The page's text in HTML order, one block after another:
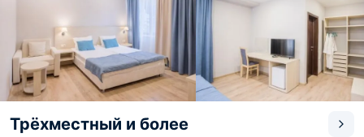
Трёхместный и более